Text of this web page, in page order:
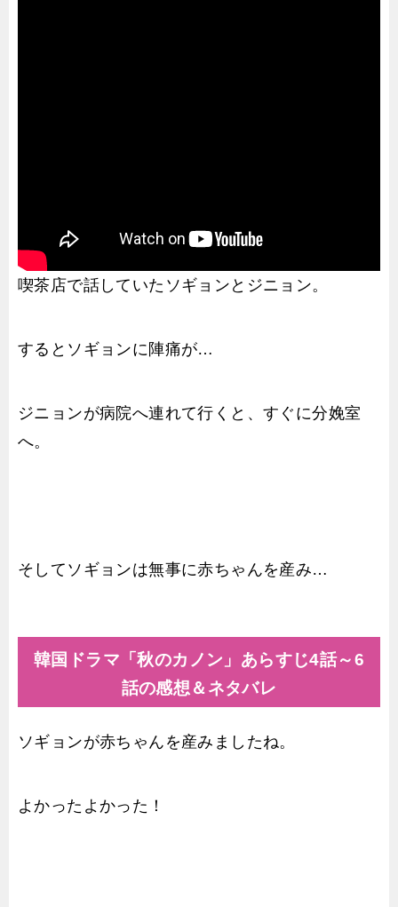
喫茶店で話していたソギョンとジニョン。
するとソギョンに陣痛が…
ジニョンが病院へ連れて行くと、すぐに分娩室
へ。
そしてソギョンは無事に赤ちゃんを産み…
韓国ドラマ「秋のカノン」あらすじ4話～6
話の感想＆ネタバレ
ソギョンが赤ちゃんを産みましたね。
よかったよかった！